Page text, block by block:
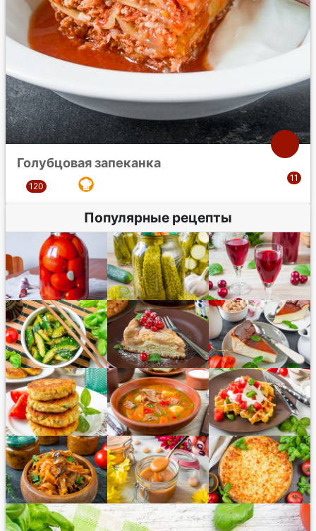
Голубцовая запеканка
Популярные рецепты